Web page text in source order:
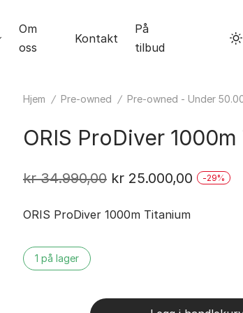
Toggle
menu
Om
oss
Kontakt
På
tilbud
Hjem / Pre-owned / Pre-owned - Under
ORIS ProDiver
kr34.990,00 Opprinnelig
kr25.000,00 -29%
ORIS ProDiver 1000m Titanium
1 på lager